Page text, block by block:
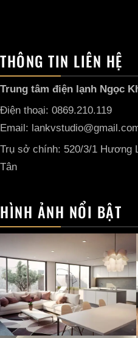
THÔNG TIN LIÊN HỆ
Trung tâm điện lạnh Ngọc
Điện thoại: 0869.210.119
Email:
Trụ sở chính: 520/3/1 Hương
Tân
HÌNH ẢNH NỔI BẬT